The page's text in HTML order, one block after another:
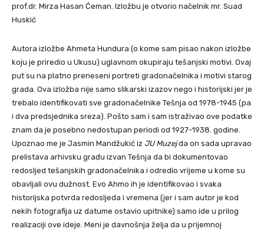
prof.dr. Mirza Hasan Ćeman. Izložbu je otvorio načelnik mr. Suad
Huskić
Autora izložbe Ahmeta Hundura (o kome sam pisao nakon izložbe
koju je priredio u Ukusu) uglavnom okupiraju tešanjski motivi. Ovaj
put su na platno preneseni portreti gradonačelnika i motivi starog
grada. Ova izložba nije samo slikarski izazov nego i historijski jer je
trebalo identifikovati sve gradonačelnike Tešnja od 1978-1945 (pa
i dva predsjednika sreza). Pošto sam i sam istraživao ove podatke
znam da je posebno nedostupan periodi od 1927-1938. godine.
Upoznao me je Jasmin Mandžukić iz JU Muzejda on sada upravao
prelistava arhivsku građu izvan Tešnja da bi dokumentovao
redosljed tešanjskih gradonačelnika i odredio vrijeme u kome su
obavljali ovu dužnost. Evo Ahmo ih je identifikovao i svaka
historijska potvrda redosljeda i vremena (jer i sam autor je kod
nekih fotografija uz datume ostavio upitnike) samo ide u prilog
realizaciji ove ideje. Meni je davnošnja želja da u prijemnoj